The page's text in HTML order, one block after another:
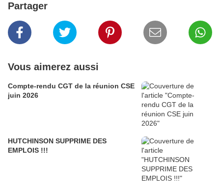
Partager
Vous aimerez aussi
Compte-rendu CGT de la réunion CSE
juin 2026
HUTCHINSON SUPPRIME DES
EMPLOIS !!!